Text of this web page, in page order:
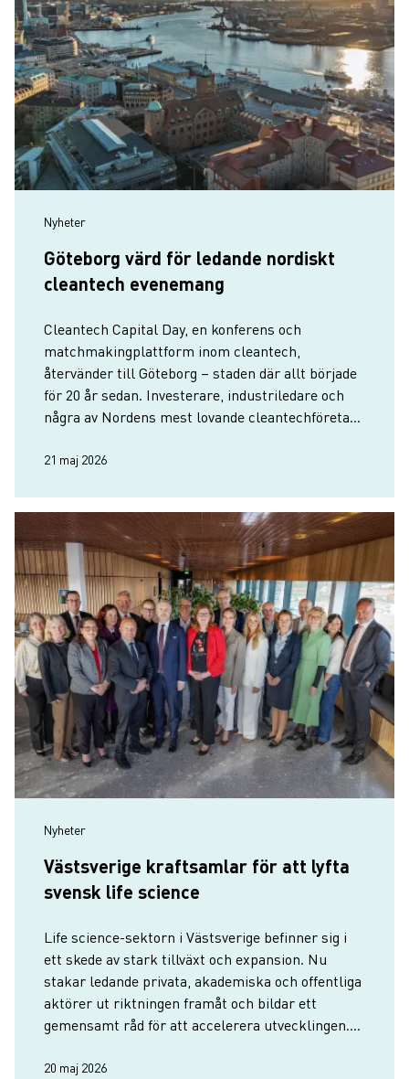
Nyheter
Göteborg värd för ledande nordiskt
cleantech evenemang
Cleantech Capital Day, en konferens och
matchmakingplattform inom cleantech,
återvänder till Göteborg – staden där allt började
för 20 år sedan. Investerare, industriledare och
några av Nordens mest lovande cleantechföretag
21 maj 2026
Nyheter
Västsverige kraftsamlar för att lyfta
svensk life science
Life science-sektorn i Västsverige befinner sig i
ett skede av stark tillväxt och expansion. Nu
stakar ledande privata, akademiska och offentliga
aktörer ut riktningen framåt och bildar ett
gemensamt råd för att accelerera utvecklingen.
Sveriges sam…
20 maj 2026